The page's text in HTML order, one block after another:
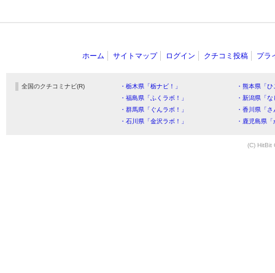
ホーム サイトマップ ログイン クチコミ投稿 プラ
全国のクチコミナビ(R) ・栃木県「栃ナビ！」
・熊本県「
・福島県「ふくラボ！」
・新潟県「
・群馬県「ぐんラボ！」
・香川県「
・石川県「金沢ラボ！」
・鹿児島県
(C) HitBit